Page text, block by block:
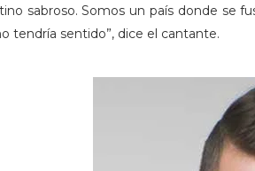
sabroso. Somos un país donde se
tendría sentido”, dice el cantante.